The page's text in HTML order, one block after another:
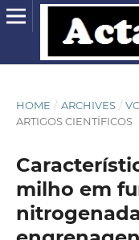
HOME / ARCHIVES /
ARTIGOS CIENTÍFICOS
milho em